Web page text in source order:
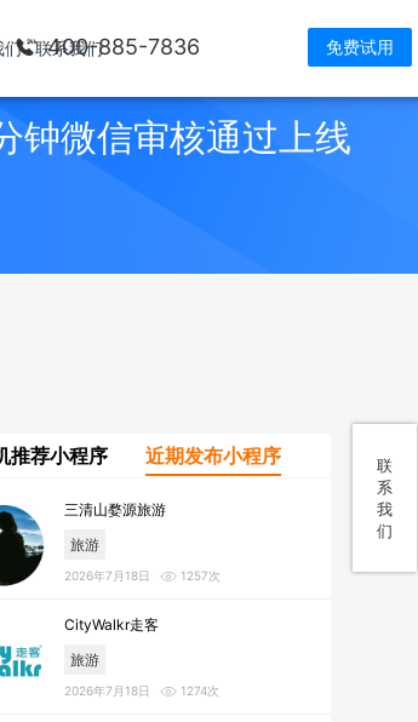
400-885-7836 免费试用
们 联系我们
联
系
我
们
钟微信审核通过上线
推荐小程序 近期发布小程序
三清山婺源旅游
旅游
2026年7月18日 1257次
CityWalkr走客
旅游
2026年7月18日 1274次